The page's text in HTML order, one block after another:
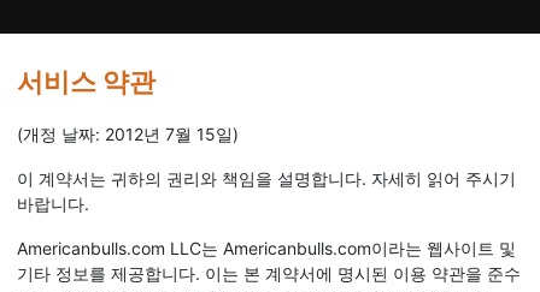
서비스 약관
(개정 날짜: 2012년 7월 15일)
이 계약서는 귀하의 권리와 책임을 설명합니다. 자세히 읽어 주시기
바랍니다.
Americanbulls.com LLC는 Americanbulls.com이라는 웹사이트 및
기타 정보를 제공합니다. 이는 본 계약서에 명시된 이용 약관을 준수